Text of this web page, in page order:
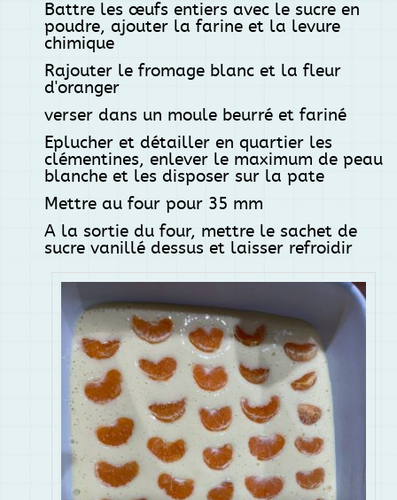
Battre les œufs entiers avec le sucre en
poudre, ajouter la farine et la levure
chimique
Rajouter le fromage blanc et la fleur
d'oranger
verser dans un moule beurré et fariné
Eplucher et détailler en quartier les
clémentines, enlever le maximum de peau
blanche et les disposer sur la pate
Mettre au four pour 35 mm
A la sortie du four, mettre le sachet de
sucre vanillé dessus et laisser refroidir